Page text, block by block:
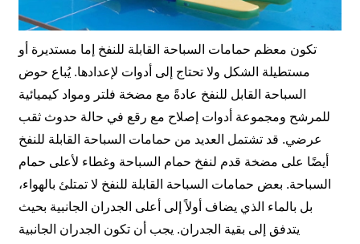
تكون معظم حمامات السباحة القابلة للنفخ إما مستديرة أو
مستطيلة الشكل ولا تحتاج إلى أدوات لإعدادها. يُباع حوض
السباحة القابل للنفخ عادةً مع مضخة فلتر ومواد كيميائية
للمرشح ومجموعة أدوات إصلاح مع رقع في حالة حدوث ثقب
عرضي. قد تشتمل العديد من حمامات السباحة القابلة للنفخ
أيضًا على مضخة قدم لنفخ حمام السباحة وغطاء لأعلى حمام
السباحة. بعض حمامات السباحة القابلة للنفخ لا تمتلئ بالهواء،
بل بالماء الذي يضاف أولاً إلى أعلى الجدران الجانبية بحيث
يتدفق إلى بقية الجدران. يجب أن تكون الجدران الجانبية